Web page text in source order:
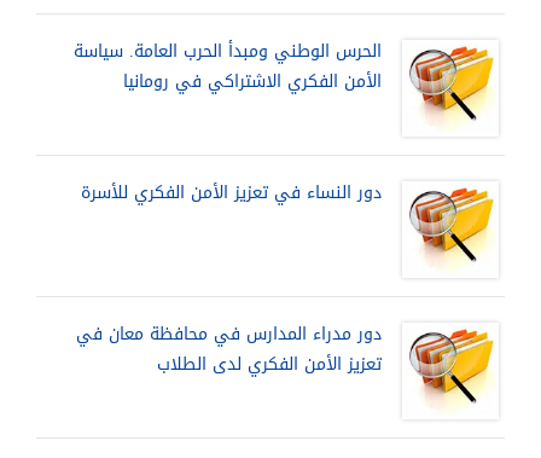
الحرس الوطني ومبدأ الحرب العامة. سياسة
الأمن الفكري الاشتراكي في رومانيا
دور النساء في تعزيز الأمن الفكري للأسرة‏
دور مدراء المدارس في محافظة معان في
تعزيز الأمن الفكري لدى الطلاب